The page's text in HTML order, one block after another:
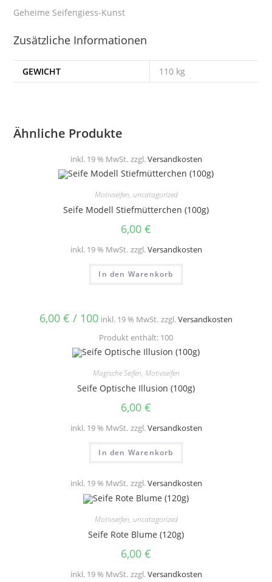
Geheime Seifengiess-Kunst
Zusätzliche Informationen
GEWICHT 110 kg
Ähnliche Produkte
inkl. 19 % MwSt. zzgl.Versandkosten
Motivseifen, uncatagorized
Seife Modell Stiefmütterchen (100g)
6,00 €
inkl. 19 % MwSt. zzgl.Versandkosten
In den Warenkorb
6,00 € / 100 inkl. 19 % MwSt. zzgl.Versandkosten
Produkt enthält: 100
Magische Seifen, Motivseifen
Seife Optische Illusion (100g)
6,00 €
inkl. 19 % MwSt. zzgl.Versandkosten
In den Warenkorb
inkl. 19 % MwSt. zzgl.Versandkosten
Motivseifen, uncatagorized
Seife Rote Blume (120g)
6,00 €
inkl. 19 % MwSt. zzgl.Versandkosten